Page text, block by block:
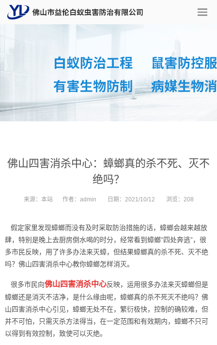
佛山四害消杀中心：蟑螂真的杀不死、灭不
绝吗？
来源： 本站 作者： admin 日期： 2021/10/12 浏览： 208
假定家里发现蟑螂而没有及时采取防治措施的话，蟑螂会越来越放
肆，特别是晚上去厨房倒水喝的时分，经常看到蟑螂“四处奔逃”，很
多市民反映，用了许多办法来灭蟑，但结果蟑螂真的杀不死、灭不绝
吗？佛山四害消杀中心教你蟑螂怎样消灭。
很多市民向佛山四害消杀中心反映，运用很多办法来灭蟑螂但是
蟑螂还是消灭不洁净，是什么缘由呢，蟑螂真的杀不死灭不绝吗？佛
山四害消杀中心引见，蟑螂无处不在，繁衍极快，控制的确较难，但
并不可怕，只需灭杀方法得当，在一定范围和有效期内，蟑螂不只可
以得到有效控制，致使可以灭绝。